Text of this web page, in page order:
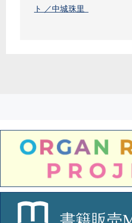
ト ／中城珠里